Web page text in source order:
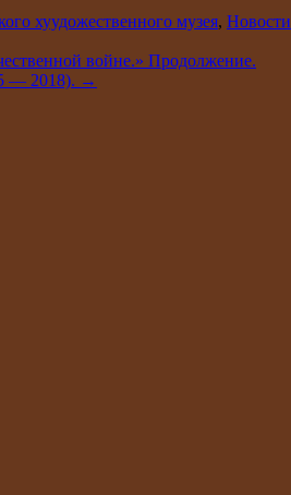
хуудожественного музея, Новости
войне.» Продолжение.
— 2018). →